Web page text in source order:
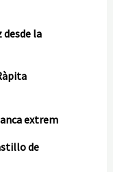
desde la
extrem
de